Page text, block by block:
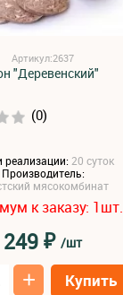
Артикул:2637
"Деревенский"
(0)
реализации: 20 суток
Производитель:
мясокомбинат
к заказу: 1шт.
249₽ /шт
+ Купить